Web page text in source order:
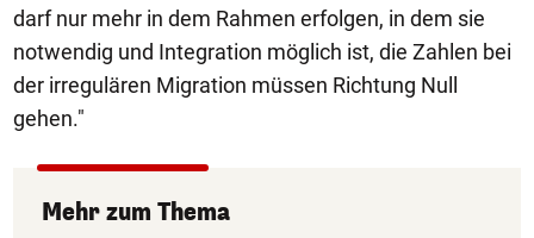
darf nur mehr in dem Rahmen erfolgen, in dem sie
notwendig und Integration möglich ist, die Zahlen bei
der irregulären Migration müssen Richtung Null
gehen."
Mehr zum Thema